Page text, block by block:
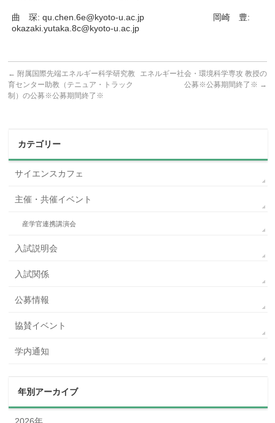
曲 琛: qu.chen.6e@kyoto-u.ac.jp 岡崎 豊:
okazaki.yutaka.8c@kyoto-u.ac.jp
← 附属国際先端エネルギー科学研究教
育センター助教（テニュア・トラック
制）の公募※公募期間終了※
エネルギー社会・環境科学専攻 教授の
公募※公募期間終了※ →
カテゴリー
サイエンスカフェ
主催・共催イベント
産学官連携講演会
入試説明会
入試関係
公募情報
協賛イベント
学内通知
年別アーカイブ